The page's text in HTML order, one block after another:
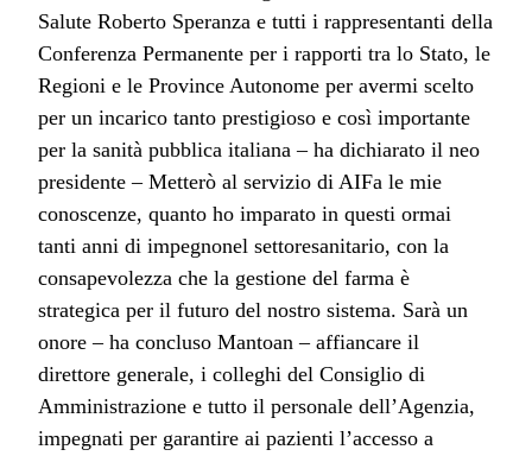
Salute Roberto Speranza e tutti i rappresentanti della
Conferenza Permanente per i rapporti tra lo Stato, le
Regioni e le Province Autonome per avermi scelto
per un incarico tanto prestigioso e così importante
per la sanità pubblica italiana – ha dichiarato il neo
presidente – Metterò al servizio di AIFa le mie
conoscenze, quanto ho imparato in questi ormai
tanti anni di impegnonel settoresanitario, con la
consapevolezza che la gestione del farma è
strategica per il futuro del nostro sistema. Sarà un
onore – ha concluso Mantoan – affiancare il
direttore generale, i colleghi del Consiglio di
Amministrazione e tutto il personale dell’Agenzia,
impegnati per garantire ai pazienti l’accesso a